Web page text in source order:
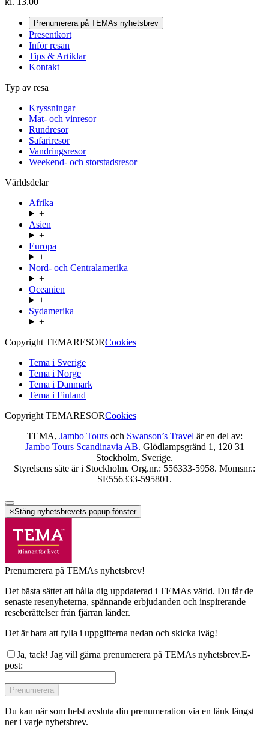
Prenumerera på TEMAs nyhetsbrev
Presentkort
Inför resan
Tips & Artiklar
Kontakt
Typ av resa
Kryssningar
Mat- och vinresor
Rundresor
Safariresor
Vandringsresor
Weekend- och storstadsresor
Världsdelar
Afrika
+
Asien
+
Europa
+
Nord- och Centralamerika
+
Oceanien
+
Sydamerika
+
Copyright TEMARESORCookies
Tema i Sverige
Tema i Norge
Tema i Danmark
Tema i Finland
Copyright TEMARESORCookies
TEMA, Jambo Toursoch Swanson’s Travel är en del av:
Jambo Tours Scandinavia AB. Glödlampsgränd 1, 120 31
Stockholm, Sverige.
Styrelsens säte är i Stockholm. Org.nr.: 556333-5958. Momsnr.:
SE556333-595801.
×Stäng nyhetsbrevets popup-fönster
Prenumerera på TEMAs nyhetsbrev!
Det bästa sättet att hålla dig uppdaterad i TEMAs värld. Du får de
senaste resenyheterna, spännande erbjudanden och inspirerande
reseberättelser från fjärran länder.
Det är bara att fylla i uppgifterna nedan och skicka iväg!
Ja, tack! Jag vill gärna prenumerera på TEMAs nyhetsbrev.E-
post:
Prenumerera
Du kan när som helst avsluta din prenumeration via en länk längst
ner i varje nyhetsbrev.